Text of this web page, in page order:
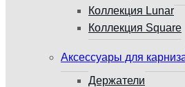
Коллекция Lunar
Коллекция Square
Аксессуары для
Держатели